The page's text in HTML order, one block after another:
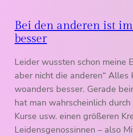
Bei den anderen ist
besser
Leider wussten schon meine
aber nicht die anderen“ Alles
woanders besser. Gerade
hat man wahrscheinlich
Kurse usw. einen größeren
Leidensgenossinnen – also